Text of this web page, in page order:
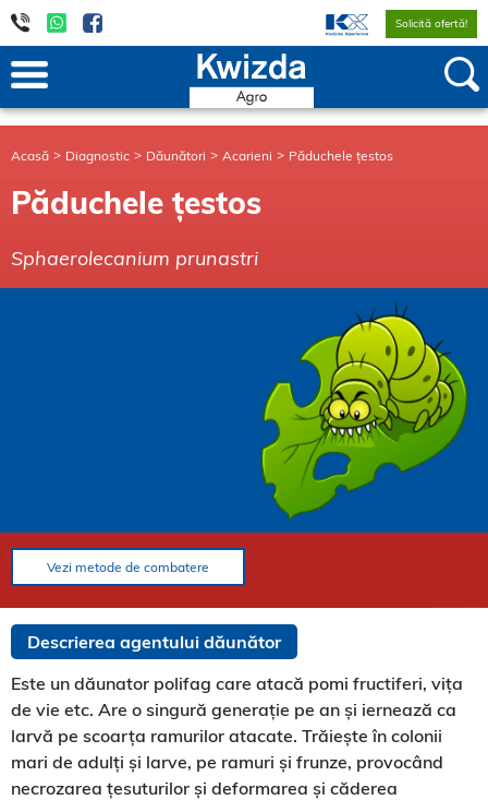
Solicită ofertă!
Acasă Diagnostic Dăunători Acarieni Păduchele țestos
Păduchele țestos
Sphaerolecanium prunastri
Vezi metode de combatere
Descrierea agentului dăunător
Este un dăunator polifag care atacă pomi fructiferi, vița
de vie etc. Are o singură generație pe an și iernează ca
larvă pe scoarța ramurilor atacate. Trăiește în colonii
mari de adulți și larve, pe ramuri și frunze, provocând
necrozarea țesuturilor și deformarea și căderea